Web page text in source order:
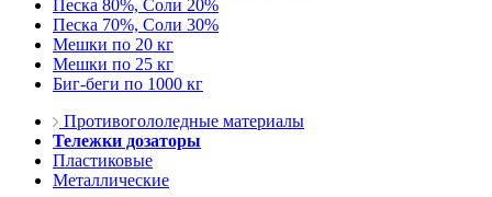
Песка 80%, Соли 20%
Песка 70%, Соли 30%
Мешки по 20 кг
Мешки по 25 кг
Биг-беги по 1000 кг
Противогололедные материалы
Тележки дозаторы
Пластиковые
Металлические